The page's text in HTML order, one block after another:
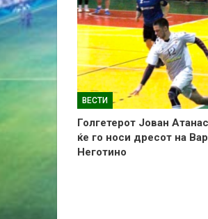
ВЕСТИ
Голгетерот Јован
ќе го носи дресот на
Неготино